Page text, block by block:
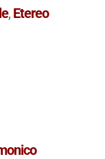
, Etereo